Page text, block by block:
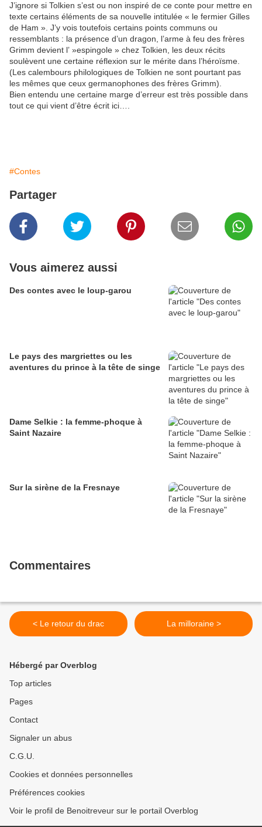
J’ignore si Tolkien s’est ou non inspiré de ce conte pour mettre en
texte certains éléments de sa nouvelle intitulée « le fermier Gilles
de Ham ». J’y vois toutefois certains points communs ou
ressemblants : la présence d’un dragon, l’arme à feu des frères
Grimm devient l’ »espingole » chez Tolkien, les deux récits
soulèvent une certaine réflexion sur le mérite dans l’héroïsme.
(Les calembours philologiques de Tolkien ne sont pourtant pas
les mêmes que ceux germanophones des frères Grimm).
Bien entendu une certaine marge d’erreur est très possible dans
tout ce qui vient d’être écrit ici….
#Contes
Partager
Vous aimerez aussi
Des contes avec le loup-garou
Le pays des margriettes ou les
aventures du prince à la tête de singe
Dame Selkie : la femme-phoque à
Saint Nazaire
Sur la sirène de la Fresnaye
Commentaires
< Le retour du drac La milloraine >
Hébergé par Overblog
Top articles
Pages
Contact
Signaler un abus
C.G.U.
Cookies et données personnelles
Préférences cookies
Voir le profil de Benoitreveur sur le portail Overblog